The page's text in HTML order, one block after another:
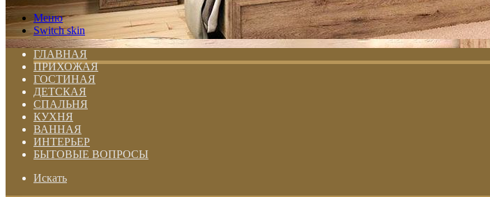
Меню
Switch skin
ГЛАВНАЯ
ПРИХОЖАЯ
ГОСТИНАЯ
ДЕТСКАЯ
СПАЛЬНЯ
КУХНЯ
ВАННАЯ
ИНТЕРЬЕР
БЫТОВЫЕ ВОПРОСЫ
Искать